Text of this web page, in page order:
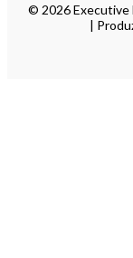
© 2026 Executive
|